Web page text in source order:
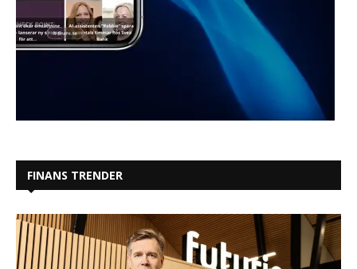
FINANS TRENDER